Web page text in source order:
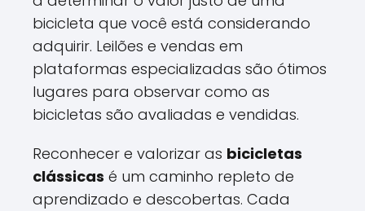
bicicleta que você está considerando
adquirir. Leilões e vendas em
plataformas especializadas são ótimos
lugares para observar como as
bicicletas são avaliadas e vendidas.
Reconhecer e valorizar as bicicletas
clássicas é um caminho repleto de
aprendizado e descobertas. Cada